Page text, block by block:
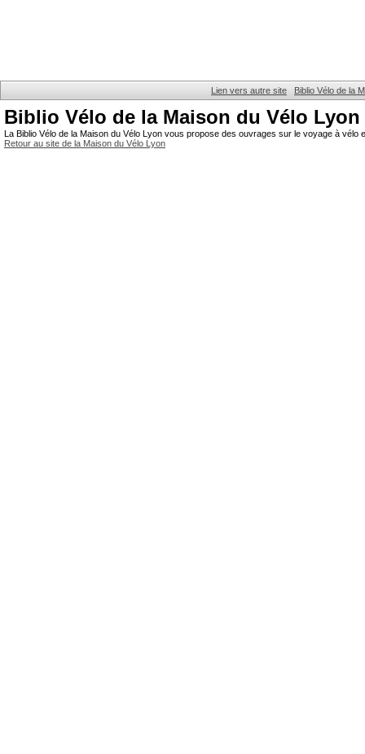
Lien vers autre site Biblio Vélo de la
Biblio Vélo de la Maison du Vélo Lyon
La Biblio Vélo de la Maison du Vélo Lyon vous propose des ouvrages sur le voyage à
Retour au site de la Maison du Vélo Lyon